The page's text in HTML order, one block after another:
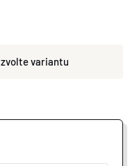
zvolte variantu